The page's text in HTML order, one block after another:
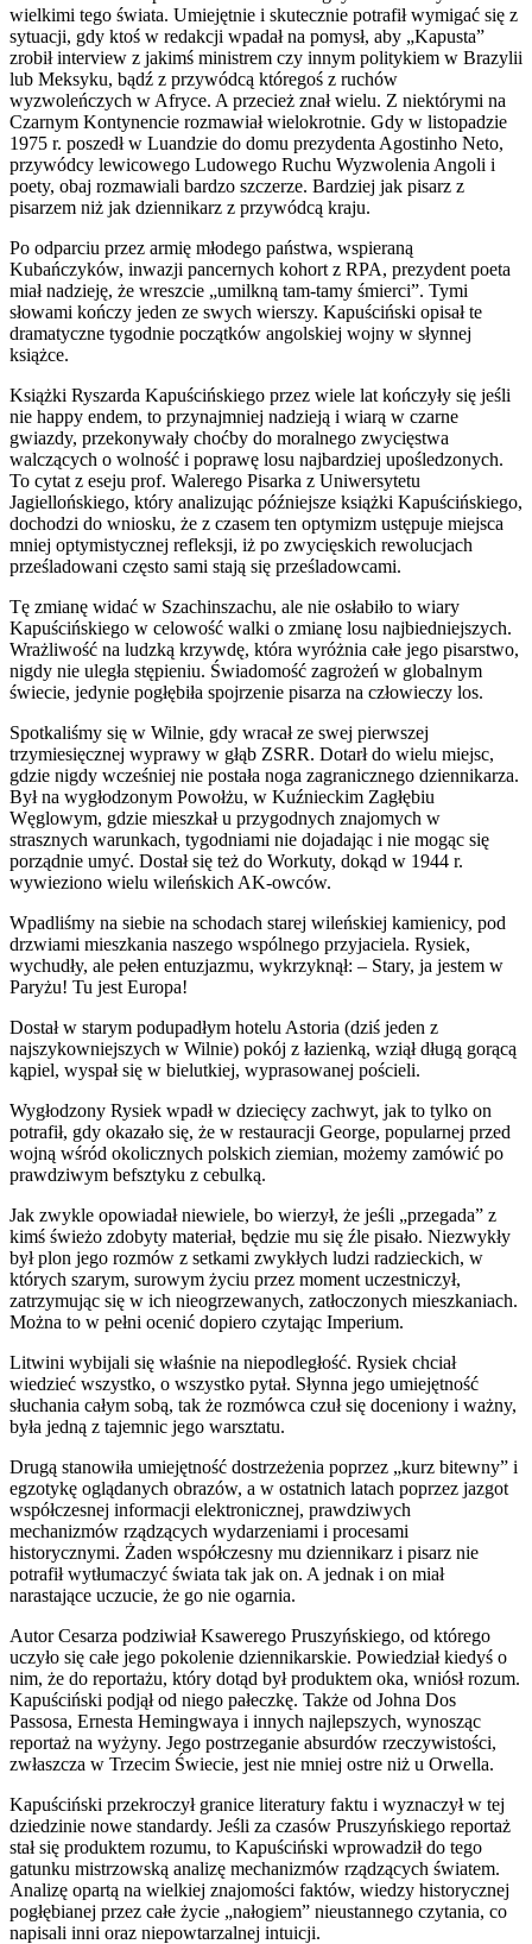
wielkimi tego świata. Umiejętnie i skutecznie potrafił wymigać się z
sytuacji, gdy ktoś w redakcji wpadał na pomysł, aby „Kapusta”
zrobił interview z jakimś ministrem czy innym politykiem w Brazylii
lub Meksyku, bądź z przywódcą któregoś z ruchów
wyzwoleńczych w Afryce. A przecież znał wielu. Z niektórymi na
Czarnym Kontynencie rozmawiał wielokrotnie. Gdy w listopadzie
1975 r. poszedł w Luandzie do domu prezydenta Agostinho Neto,
przywódcy lewicowego Ludowego Ruchu Wyzwolenia Angoli i
poety, obaj rozmawiali bardzo szczerze. Bardziej jak pisarz z
pisarzem niż jak dziennikarz z przywódcą kraju.
Po odparciu przez armię młodego państwa, wspieraną
Kubańczyków, inwazji pancernych kohort z RPA, prezydent poeta
miał nadzieję, że wreszcie „umilkną tam-tamy śmierci”. Tymi
słowami kończy jeden ze swych wierszy. Kapuściński opisał te
dramatyczne tygodnie początków angolskiej wojny w słynnej
książce.
Książki Ryszarda Kapuścińskiego przez wiele lat kończyły się jeśli
nie happy endem, to przynajmniej nadzieją i wiarą w czarne
gwiazdy, przekonywały choćby do moralnego zwycięstwa
walczących o wolność i poprawę losu najbardziej upośledzonych.
To cytat z eseju prof. Walerego Pisarka z Uniwersytetu
Jagiellońskiego, który analizując późniejsze książki Kapuścińskiego,
dochodzi do wniosku, że z czasem ten optymizm ustępuje miejsca
mniej optymistycznej refleksji, iż po zwycięskich rewolucjach
prześladowani często sami stają się prześladowcami.
Tę zmianę widać w Szachinszachu, ale nie osłabiło to wiary
Kapuścińskiego w celowość walki o zmianę losu najbiedniejszych.
Wrażliwość na ludzką krzywdę, która wyróżnia całe jego pisarstwo,
nigdy nie uległa stępieniu. Świadomość zagrożeń w globalnym
świecie, jedynie pogłębiła spojrzenie pisarza na człowieczy los.
Spotkaliśmy się w Wilnie, gdy wracał ze swej pierwszej
trzymiesięcznej wyprawy w głąb ZSRR. Dotarł do wielu miejsc,
gdzie nigdy wcześniej nie postała noga zagranicznego dziennikarza.
Był na wygłodzonym Powołżu, w Kuźnieckim Zagłębiu
Węglowym, gdzie mieszkał u przygodnych znajomych w
strasznych warunkach, tygodniami nie dojadając i nie mogąc się
porządnie umyć. Dostał się też do Workuty, dokąd w 1944 r.
wywieziono wielu wileńskich AK-owców.
Wpadliśmy na siebie na schodach starej wileńskiej kamienicy, pod
drzwiami mieszkania naszego wspólnego przyjaciela. Rysiek,
wychudły, ale pełen entuzjazmu, wykrzyknął: – Stary, ja jestem w
Paryżu! Tu jest Europa!
Dostał w starym podupadłym hotelu Astoria (dziś jeden z
najszykowniejszych w Wilnie) pokój z łazienką, wziął długą gorącą
kąpiel, wyspał się w bielutkiej, wyprasowanej pościeli.
Wygłodzony Rysiek wpadł w dziecięcy zachwyt, jak to tylko on
potrafił, gdy okazało się, że w restauracji George, popularnej przed
wojną wśród okolicznych polskich ziemian, możemy zamówić po
prawdziwym befsztyku z cebulką.
Jak zwykle opowiadał niewiele, bo wierzył, że jeśli „przegada” z
kimś świeżo zdobyty materiał, będzie mu się źle pisało. Niezwykły
był plon jego rozmów z setkami zwykłych ludzi radzieckich, w
których szarym, surowym życiu przez moment uczestniczył,
zatrzymując się w ich nieogrzewanych, zatłoczonych mieszkaniach.
Można to w pełni ocenić dopiero czytając Imperium.
Litwini wybijali się właśnie na niepodległość. Rysiek chciał
wiedzieć wszystko, o wszystko pytał. Słynna jego umiejętność
słuchania całym sobą, tak że rozmówca czuł się doceniony i ważny,
była jedną z tajemnic jego warsztatu.
Drugą stanowiła umiejętność dostrzeżenia poprzez „kurz bitewny” i
egzotykę oglądanych obrazów, a w ostatnich latach poprzez jazgot
współczesnej informacji elektronicznej, prawdziwych
mechanizmów rządzących wydarzeniami i procesami
historycznymi. Żaden współczesny mu dziennikarz i pisarz nie
potrafił wytłumaczyć świata tak jak on. A jednak i on miał
narastające uczucie, że go nie ogarnia.
Autor Cesarza podziwiał Ksawerego Pruszyńskiego, od którego
uczyło się całe jego pokolenie dziennikarskie. Powiedział kiedyś o
nim, że do reportażu, który dotąd był produktem oka, wniósł rozum.
Kapuściński podjął od niego pałeczkę. Także od Johna Dos
Passosa, Ernesta Hemingwaya i innych najlepszych, wynosząc
reportaż na wyżyny. Jego postrzeganie absurdów rzeczywistości,
zwłaszcza w Trzecim Świecie, jest nie mniej ostre niż u Orwella.
Kapuściński przekroczył granice literatury faktu i wyznaczył w tej
dziedzinie nowe standardy. Jeśli za czasów Pruszyńskiego reportaż
stał się produktem rozumu, to Kapuściński wprowadził do tego
gatunku mistrzowską analizę mechanizmów rządzących światem.
Analizę opartą na wielkiej znajomości faktów, wiedzy historycznej
pogłębianej przez całe życie „nałogiem” nieustannego czytania, co
napisali inni oraz niepowtarzalnej intuicji.